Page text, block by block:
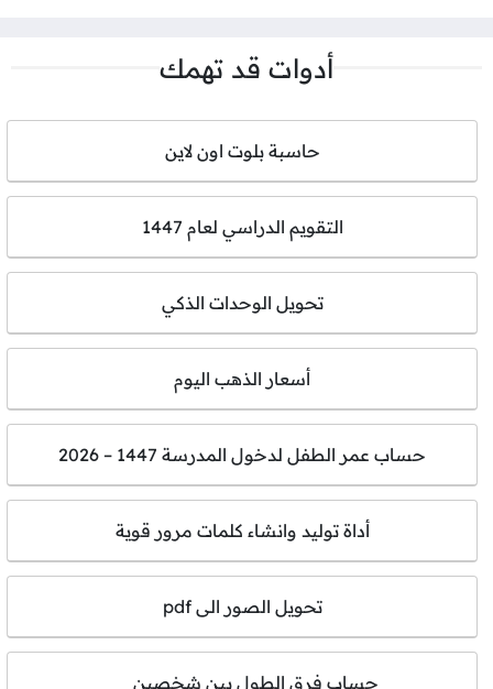
أدوات قد تهمك
حاسبة بلوت اون لاين
التقويم الدراسي لعام 1447
تحويل الوحدات الذكي
أسعار الذهب اليوم
حساب عمر الطفل لدخول المدرسة 1447 – 2026
أداة توليد وانشاء كلمات مرور قوية
تحويل الصور الى pdf
حساب فرق الطول بين شخصين